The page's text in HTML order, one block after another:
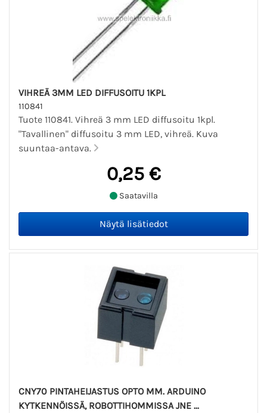
VIHREÄ 3MM LED DIFFUSOITU 1KPL
110841
Tuote 110841. Vihreä 3 mm LED diffusoitu 1kpl.
"Tavallinen" diffusoitu 3 mm LED, vihreä. Kuva
suuntaa-antava.
0,25 €
Saatavilla
CNY70 PINTAHEIJASTUS OPTO MM. ARDUINO
KYTKENNÖISSÄ, ROBOTTIHOMMISSA JNE ...